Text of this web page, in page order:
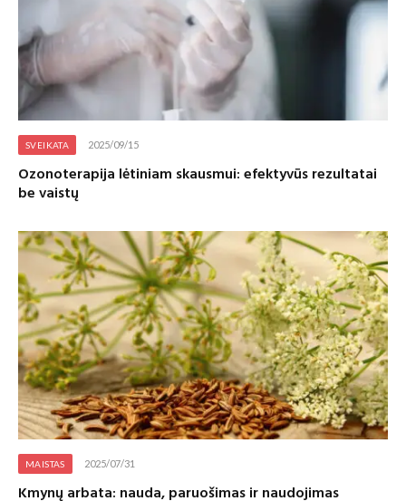
SVEIKATA 2025/09/15
Ozonoterapija lėtiniam skausmui: efektyvūs rezultatai
be vaistų
MAISTAS 2025/07/31
Kmynų arbata: nauda, paruošimas ir naudojimas